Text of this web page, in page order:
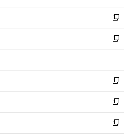
開
く
ウ
で
開
く
ン
ド
ウ
で
開
ウ
ィ
ン
ド
ウ
開
く
し
い
ウ
ィ
ン
ウ
で
開
く
新
し
い
ウ
ン
ド
ウ
で
開
く
新
し
ウ
ィ
ン
ド
ウ
で
開
新
し
い
ウ
ィ
ン
新
し
い
ウ
新
し